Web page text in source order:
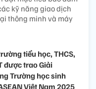
kỹ năng giao dịch
thông minh và máy
tiểu học, THCS,
được trao Giải
Trường học sinh
Việt Nam 2025